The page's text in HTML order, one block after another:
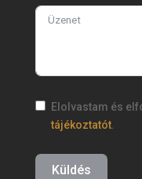
Elolvastam és
tájékoztatót.
Küldés